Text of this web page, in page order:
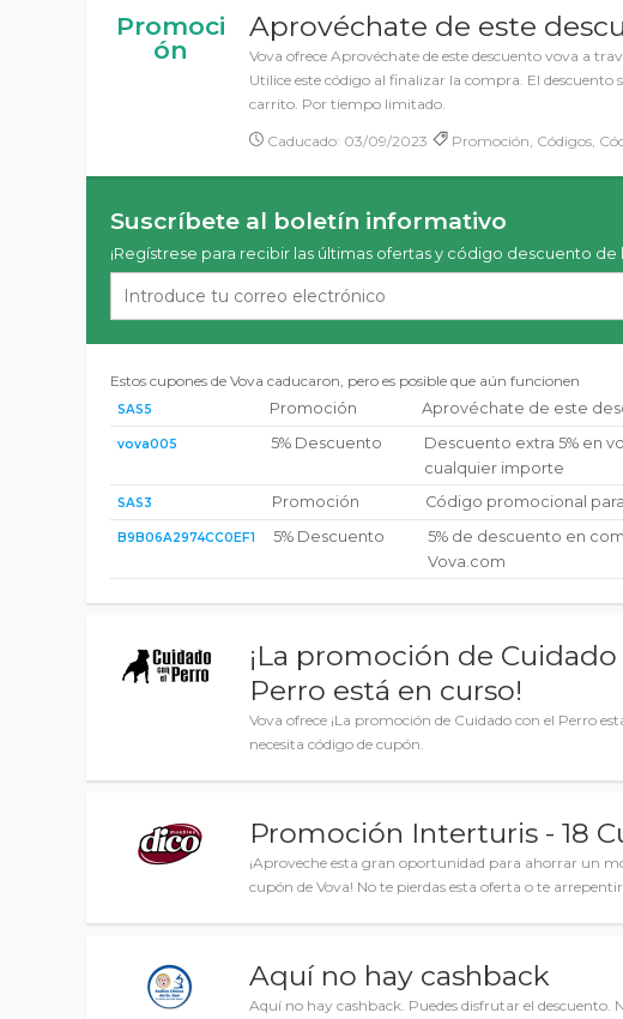
Promoci
ón
Aprovéchate de este
Vova ofrece Aprovéchate de este descuento vova a
Utilice este código al finalizar la compra. El
carrito. Por tiempo limitado.
Caducado: 03/09/2023 Promoción, Códigos,
Suscríbete al boletín informativo
¡Regístrese para recibir las últimas ofertas y código descuento de
Estos cupones de Vova caducaron, pero es posible que aún funcionen
SAS5 Promoción Aprovéchate de este
vova005 5% Descuento
Descuento extra 5% en
cualquier importe
SAS3 Promoción Código promocional
B9B06A2974CC0EF1 5% Descuento
5% de descuento en
Vova.com
¡La promoción de Cuidado
Perro está en curso!
Vova ofrece ¡La promoción de Cuidado con el Perro
necesita código de cupón.
Promoción Interturis - 18
¡Aproveche esta gran oportunidad para ahorrar un
cupón de Vova! No te pierdas esta oferta o te
Aquí no hay cashback
Aquí no hay cashback. Puedes disfrutar el descuento.